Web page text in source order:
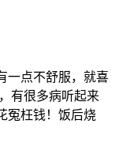
一点不舒服，就喜
有很多病听起来
冤枉钱！饭后烧